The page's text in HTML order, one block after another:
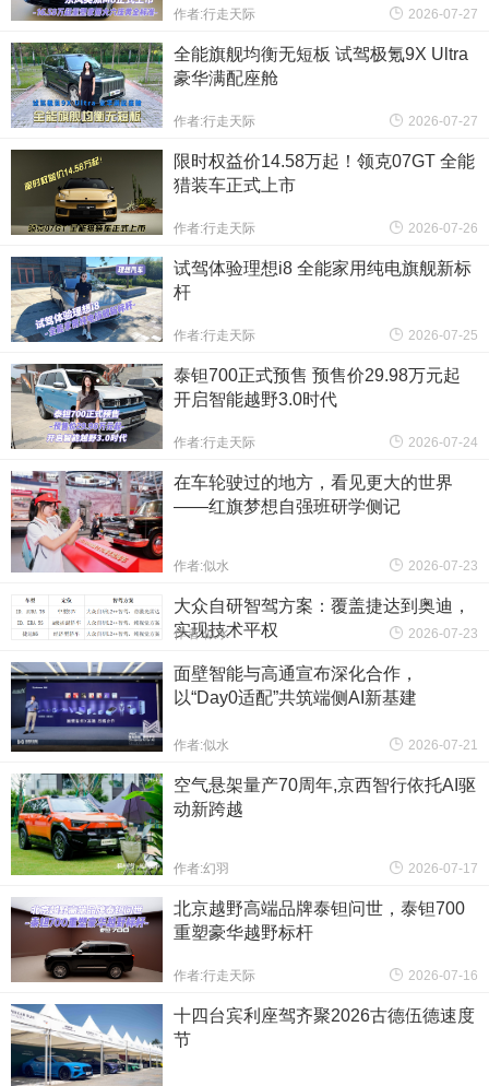
作者:行走天际 2026-07-27
全能旗舰均衡无短板 试驾极氪9X Ultra
豪华满配座舱
作者:行走天际 2026-07-27
限时权益价14.58万起！领克07GT 全能
猎装车正式上市
作者:行走天际 2026-07-26
试驾体验理想i8 全能家用纯电旗舰新标
杆
作者:行走天际 2026-07-25
泰钽700正式预售 预售价29.98万元起
开启智能越野3.0时代
作者:行走天际 2026-07-24
在车轮驶过的地方，看见更大的世界
——红旗梦想自强班研学侧记
作者:似水 2026-07-23
大众自研智驾方案：覆盖捷达到奥迪，
实现技术平权
作者:似水 2026-07-23
面壁智能与高通宣布深化合作，
以“Day0适配”共筑端侧AI新基建
作者:似水 2026-07-21
空气悬架量产70周年,京西智行依托AI驱
动新跨越
作者:幻羽 2026-07-17
北京越野高端品牌泰钽问世，泰钽700
重塑豪华越野标杆
作者:行走天际 2026-07-16
十四台宾利座驾齐聚2026古德伍德速度
节